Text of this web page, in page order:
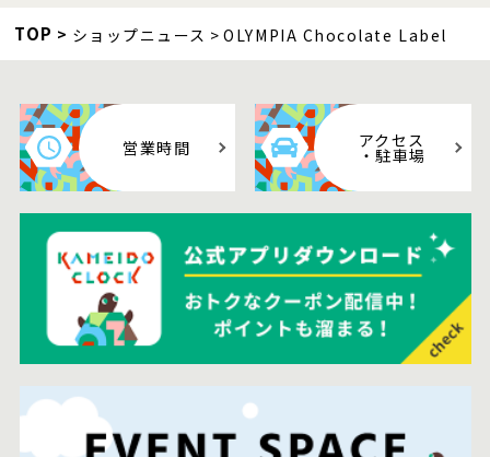
TOP ショップニュース OLYMPIA Chocolate Label
営業時間 アクセス
・駐車場